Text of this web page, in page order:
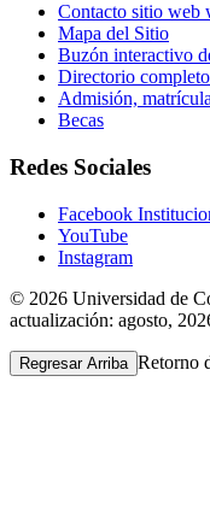
Contacto sitio web
Mapa del Sitio
Buzón interactivo
Directorio
Admisión,
Becas
Redes Sociales
Facebook
YouTube
Instagram
© 2026 Universidad de
actualización: agosto,
Regresar Arriba Retorno